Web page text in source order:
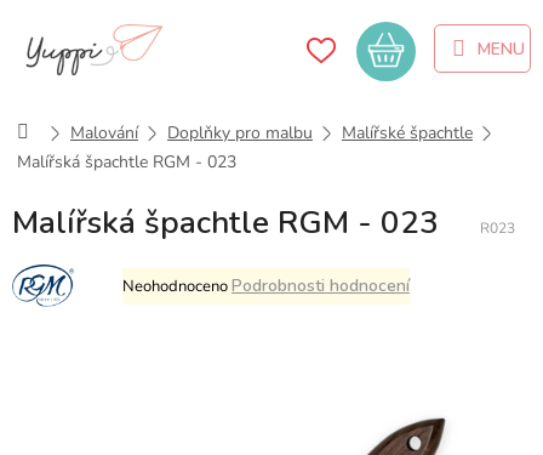
obsah
Nákupní
košík
DomůMalování Doplňky pro malbu
Malířské špachtle
Malířská špachtle RGM - 023
Malířská špachtle RGM - 023 R023
Průměrné
hodnocení
NeohodnocenoPodrobnosti hodnocení